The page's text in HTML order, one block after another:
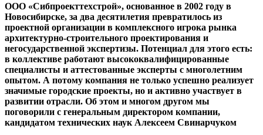
ООО «Сибпроекттехстрой», основанное в 2002 году в
Новосибирске, за два десятилетия превратилось из
проектной организации в комплексного игрока рынка
архитектурно‑строительного проектирования и
негосударственной экспертизы. Потенциал для этого есть:
в коллективе работают высококвалифицированные
специалисты и аттестованные эксперты с многолетним
опытом. А потому компания не только успешно реализует
значимые городские проекты, но и активно участвует в
развитии отрасли. Об этом и многом другом мы
поговорили с генеральным директором компании,
кандидатом технических наук Алексеем Свинарчуком